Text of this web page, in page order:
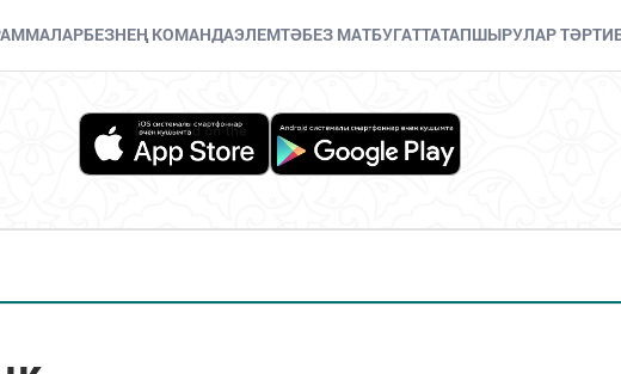
БЕЗНЕҢ КОМАНДАЭЛЕМТӘБЕЗ МАТБУГАТТАТАПШЫРУЛАР